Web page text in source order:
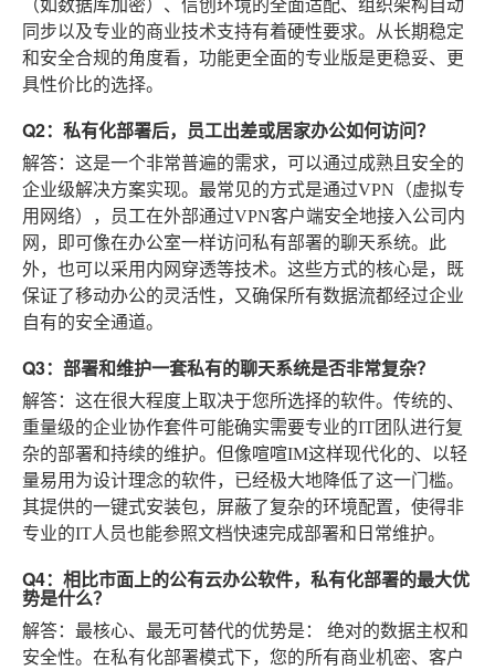
（如数据库加密）、信创环境的全面适配、组织架构自动
同步以及专业的商业技术支持有着硬性要求。从长期稳定
和安全合规的角度看，功能更全面的专业版是更稳妥、更
具性价比的选择。
Q2：私有化部署后，员工出差或居家办公如何访问？
解答：这是一个非常普遍的需求，可以通过成熟且安全的
企业级解决方案实现。最常见的方式是通过VPN（虚拟专
用网络），员工在外部通过VPN客户端安全地接入公司内
网，即可像在办公室一样访问私有部署的聊天系统。此
外，也可以采用内网穿透等技术。这些方式的核心是，既
保证了移动办公的灵活性，又确保所有数据流都经过企业
自有的安全通道。
Q3：部署和维护一套私有的聊天系统是否非常复杂？
解答：这在很大程度上取决于您所选择的软件。传统的、
重量级的企业协作套件可能确实需要专业的IT团队进行复
杂的部署和持续的维护。但像喧喧IM这样现代化的、以轻
量易用为设计理念的软件，已经极大地降低了这一门槛。
其提供的一键式安装包，屏蔽了复杂的环境配置，使得非
专业的IT人员也能参照文档快速完成部署和日常维护。
Q4：相比市面上的公有云办公软件，私有化部署的最大优
势是什么？
解答：最核心、最无可替代的优势是： 绝对的数据主权和
安全性。在私有化部署模式下，您的所有商业机密、客户